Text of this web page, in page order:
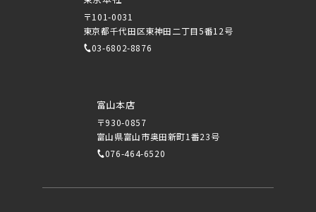
〒101-0031
東京都千代田区東神田二丁目5番12号
03-6802-8876
富山本店
〒930-0857
富山県富山市奥田新町1番23号
076-464-6520